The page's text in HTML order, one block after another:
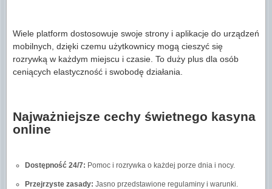
Wiele platform dostosowuje swoje strony i aplikacje do urządzeń
mobilnych, dzięki czemu użytkownicy mogą cieszyć się
rozrywką w każdym miejscu i czasie. To duży plus dla osób
ceniących elastyczność i swobodę działania.
Najważniejsze cechy świetnego kasyna
online
Dostępność 24/7: Pomoc i rozrywka o każdej porze dnia i nocy.
Przejrzyste zasady: Jasno przedstawione regulaminy i warunki.